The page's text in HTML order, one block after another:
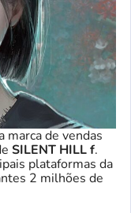
marca de vendas
SILENT HILL f.
plataformas da
2 milhões de